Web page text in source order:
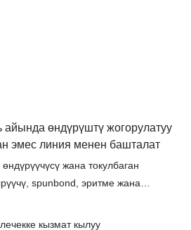
айында өндүрүштү жогорулатуу
эмес линия менен башталат
жана токулбаган
spunbond, эритме жана
адистешкен. Компания
фильтрация, таңгактоо жана айыл